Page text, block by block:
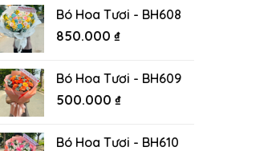
Bó Hoa Tươi - BH608
850.000 ₫
Bó Hoa Tươi - BH609
500.000 ₫
Bó Hoa Tươi - BH610